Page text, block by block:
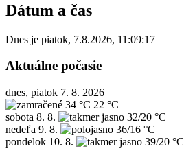
Dátum a čas
Dnes je piatok, 7.8.2026, 11:09:17
Aktuálne počasie
dnes, piatok 7. 8. 2026
34 °C 22 °C
sobota 8. 8.
32/20 °C
nedeľa 9. 8.
36/16 °C
pondelok 10. 8. 39/20 °C